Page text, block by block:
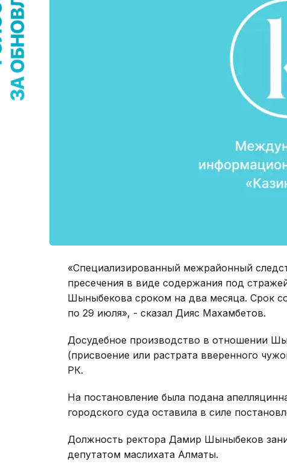
«Специализированный межрайонный
пресечения в виде содержания под
Шыныбекова сроком на два месяца. Срок
по 29 июля», - сказал Дияс Махамбетов.
Досудебное производство в отношении
(присвоение или растрата вверенного
РК.
На постановление была подана
городского суда оставила в силе
Должность ректора Дамир Шыныбеков
депутатом маслихата Алматы.